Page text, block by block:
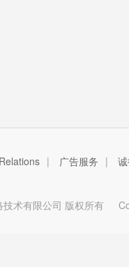
| 广告服务 |
术有限公司 版权所有